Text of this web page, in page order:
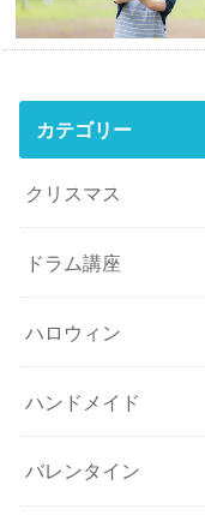
カテゴリー
クリスマス
ドラム講座
ハロウィン
ハンドメイド
バレンタイン